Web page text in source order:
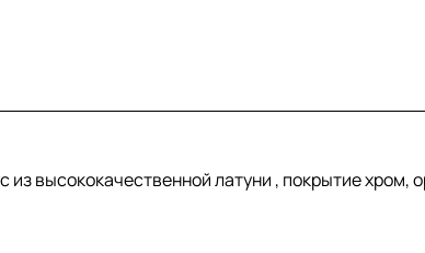
высококачественной латуни , покрытие хром,